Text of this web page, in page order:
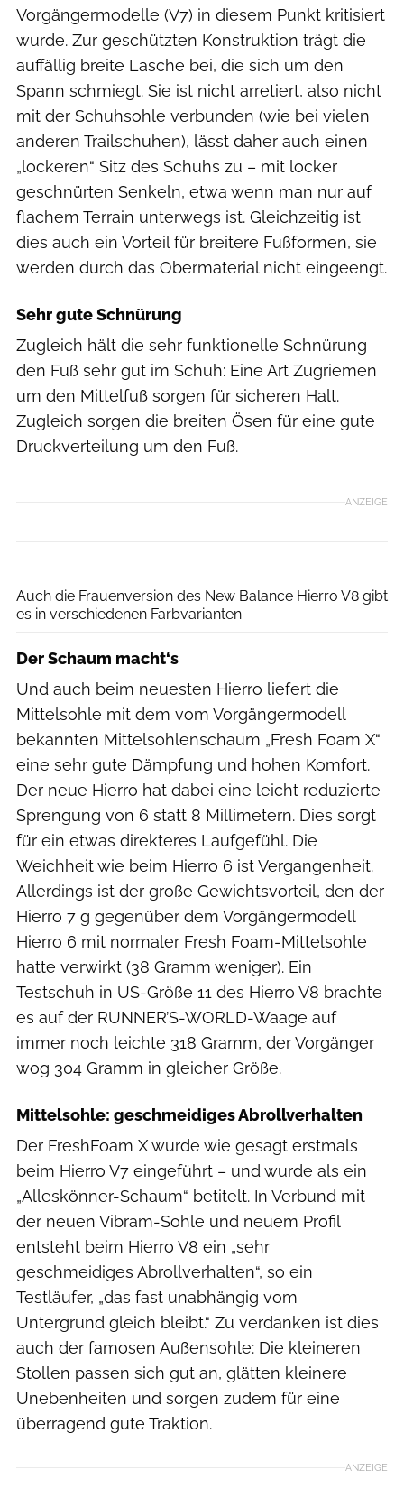
Vorgängermodelle (V7) in diesem Punkt kritisiert
wurde. Zur geschützten Konstruktion trägt die
auffällig breite Lasche bei, die sich um den
Spann schmiegt. Sie ist nicht arretiert, also nicht
mit der Schuhsohle verbunden (wie bei vielen
anderen Trailschuhen), lässt daher auch einen
„lockeren“ Sitz des Schuhs zu – mit locker
geschnürten Senkeln, etwa wenn man nur auf
flachem Terrain unterwegs ist. Gleichzeitig ist
dies auch ein Vorteil für breitere Fußformen, sie
werden durch das Obermaterial nicht eingeengt.
Sehr gute Schnürung
Zugleich hält die sehr funktionelle Schnürung
den Fuß sehr gut im Schuh: Eine Art Zugriemen
um den Mittelfuß sorgen für sicheren Halt.
Zugleich sorgen die breiten Ösen für eine gute
Druckverteilung um den Fuß.
ANZEIGE
Auch die Frauenversion des New Balance Hierro V8 gibt
es in verschiedenen Farbvarianten.
Der Schaum macht‘s
Und auch beim neuesten Hierro liefert die
Mittelsohle mit dem vom Vorgängermodell
bekannten Mittelsohlenschaum „Fresh Foam X“
eine sehr gute Dämpfung und hohen Komfort.
Der neue Hierro hat dabei eine leicht reduzierte
Sprengung von 6 statt 8 Millimetern. Dies sorgt
für ein etwas direkteres Laufgefühl. Die
Weichheit wie beim Hierro 6 ist Vergangenheit.
Allerdings ist der große Gewichtsvorteil, den der
Hierro 7 g gegenüber dem Vorgängermodell
Hierro 6 mit normaler Fresh Foam-Mittelsohle
hatte verwirkt (38 Gramm weniger). Ein
Testschuh in US-Größe 11 des Hierro V8 brachte
es auf der RUNNER’S-WORLD-Waage auf
immer noch leichte 318 Gramm, der Vorgänger
wog 304 Gramm in gleicher Größe.
Mittelsohle: geschmeidiges Abrollverhalten
Der FreshFoam X wurde wie gesagt erstmals
beim Hierro V7 eingeführt – und wurde als ein
„Alleskönner-Schaum“ betitelt. In Verbund mit
der neuen Vibram-Sohle und neuem Profil
entsteht beim Hierro V8 ein „sehr
geschmeidiges Abrollverhalten“, so ein
Testläufer, „das fast unabhängig vom
Untergrund gleich bleibt.“ Zu verdanken ist dies
auch der famosen Außensohle: Die kleineren
Stollen passen sich gut an, glätten kleinere
Unebenheiten und sorgen zudem für eine
überragend gute Traktion.
ANZEIGE